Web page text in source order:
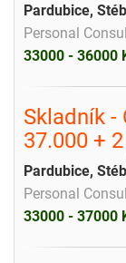
Pardubice,
Personal
33000 - 36000
Skladník -
37.000 +
Pardubice,
Personal
33000 - 37000